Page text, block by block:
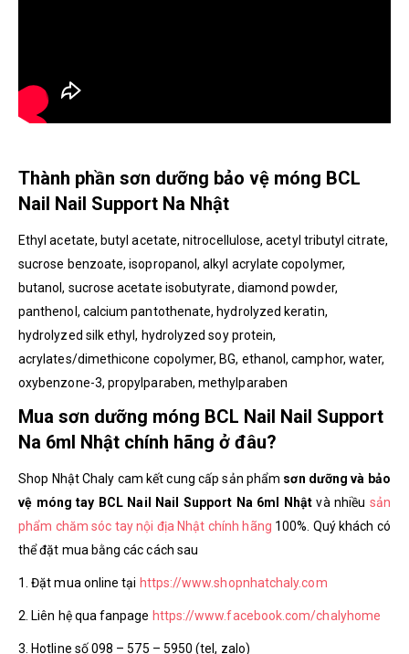
Thành phần sơn dưỡng bảo vệ móng BCL
Nail Nail Support Na Nhật
Ethyl acetate, butyl acetate, nitrocellulose, acetyl tributyl citrate,
sucrose benzoate, isopropanol, alkyl acrylate copolymer,
butanol, sucrose acetate isobutyrate, diamond powder,
panthenol, calcium pantothenate, hydrolyzed keratin,
hydrolyzed silk ethyl, hydrolyzed soy protein,
acrylates/dimethicone copolymer, BG, ethanol, camphor, water,
oxybenzone-3, propylparaben, methylparaben
Mua sơn dưỡng móng BCL Nail Nail Support
Na 6ml Nhật chính hãng ở đâu?
Shop Nhật Chaly cam kết cung cấp sản phẩm sơn dưỡng và bảo
vệ móng tay BCL Nail Nail Support Na 6ml Nhật và nhiều sản
phẩm chăm sóc tay nội địa Nhật chính hãng 100%. Quý khách có
thể đặt mua bằng các cách sau
1. Đặt mua online tại https://www.shopnhatchaly.com
2. Liên hệ qua fanpage https://www.facebook.com/chalyhome
3. Hotline số 098 – 575 – 5950 (tel, zalo)